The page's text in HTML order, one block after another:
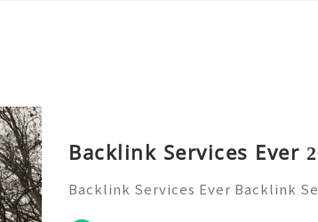
Backlink Services Ever
Backlink Services Ever Backlink